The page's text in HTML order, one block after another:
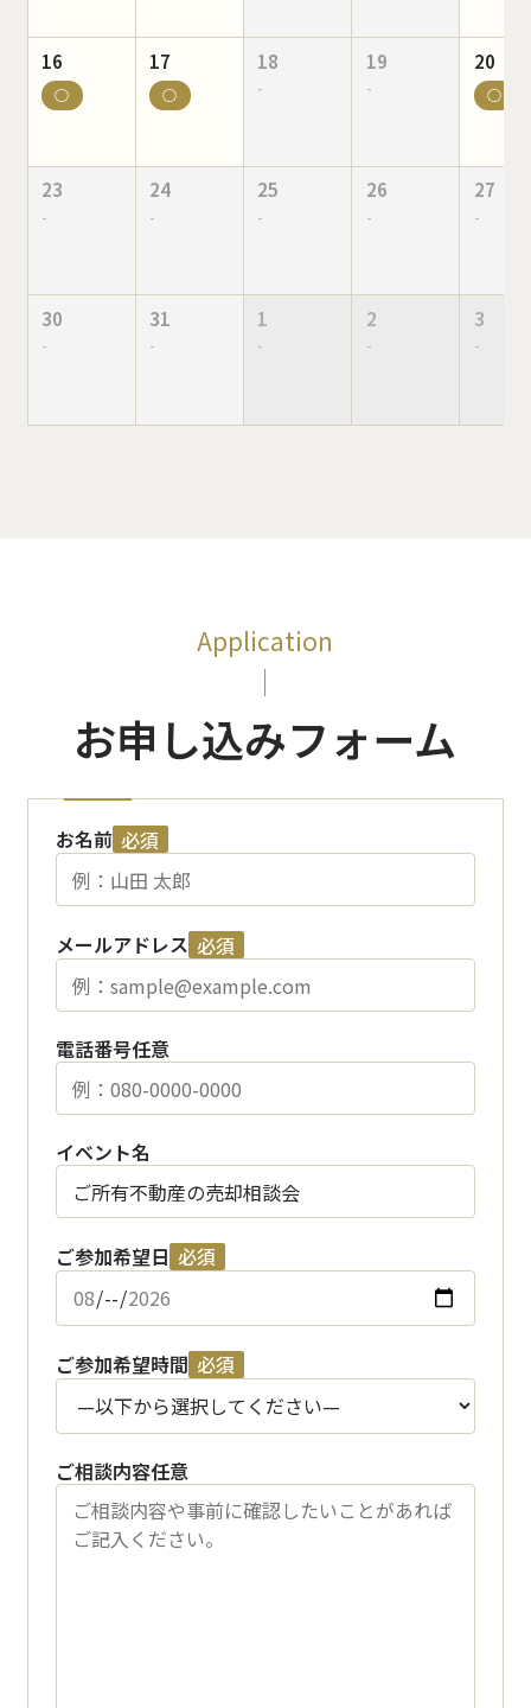
16
○
17
○
18
-
19
-
20
○
23
-
24
-
25
-
26
-
27
-
30
-
31
-
1
-
2
-
3
-
Application
お申し込みフォーム
お名前 必須
メールアドレス 必須
電話番号任意
イベント名
ご参加希望日 必須
ご参加希望時間 必須
ご相談内容任意